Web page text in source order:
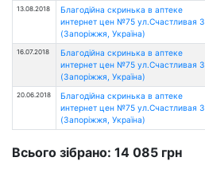
13.08.2018
Благодійна скринька в аптеке
интернет цен №75 ул.Счастливая 3
(Запоріжжя, Україна)
16.07.2018
Благодійна скринька в аптеке
интернет цен №75 ул.Счастливая 3
(Запоріжжя, Україна)
20.06.2018
Благодійна скринька в аптеке
интернет цен №75 ул.Счастливая 3
(Запоріжжя, Україна)
Всього зібрано: 14 085 грн